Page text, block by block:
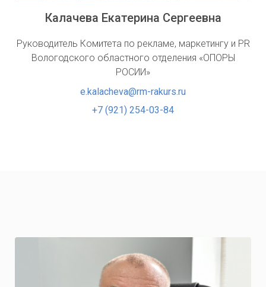
Калачева Екатерина Сергеевна
Руководитель Комитета по рекламе, маркетингу и PR
Вологодского областного отделения «ОПОРЫ
РОСИИ»
e.kalacheva@rm-rakurs.ru
+7 (921) 254-03-84